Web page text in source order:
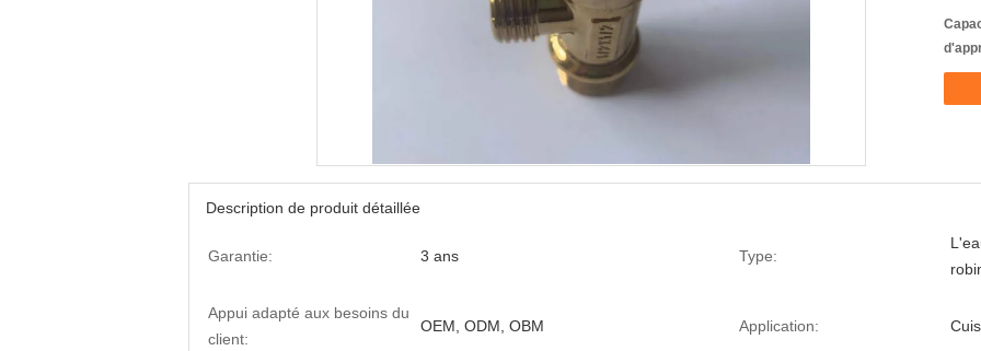
Description de produit détaillée
Garantie: 3 ans Type:
Appui adapté aux besoins du
client:
OEM, ODM, OBM Application: